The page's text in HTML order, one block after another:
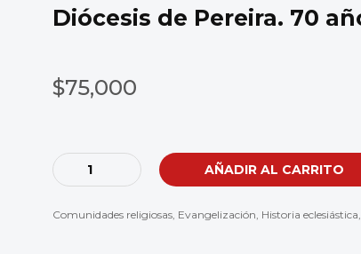
Diócesis de Pereira. 70
$75,000
Diócesis
de
70
AÑADIR AL CARRITO
Comunidades religiosas, Evangelización, Historia eclesiástica,